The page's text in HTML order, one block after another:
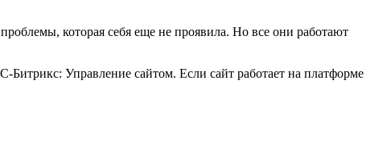
проблемы, которая себя еще не проявила. Но все они работают
Управление сайтом. Если сайт работает на платформе